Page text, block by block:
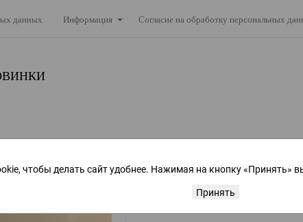
чтобы делать сайт удобнее. Нажимая на кнопку «Принять»
Принять
данных Информация Согласие на обработку персональных